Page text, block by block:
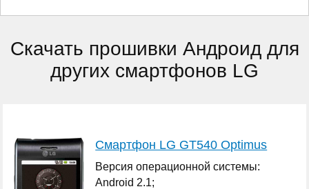
Скачать прошивки Андроид для
других смартфонов LG
Смартфон LG GT540 Optimus
Версия операционной системы:
Android 2.1;